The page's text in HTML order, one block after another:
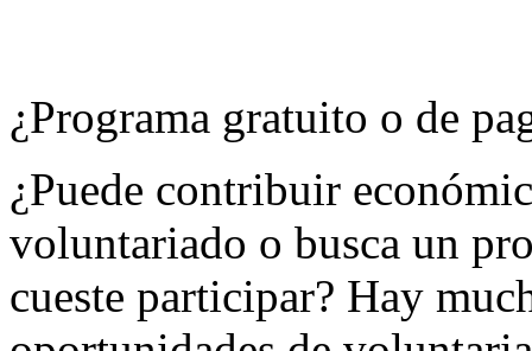
¿Programa gratuito o de
¿Puede contribuir
voluntariado o busca un
cueste participar? Hay